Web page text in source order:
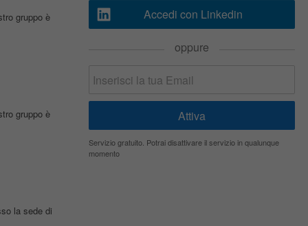
gruppo è
gruppo è
la sede di
Accedi con Linkedin
oppure
Servizio gratuito. Potrai disattivare il servizio in qualunque
momento